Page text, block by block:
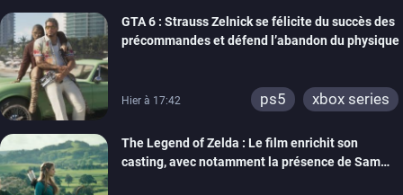
GTA 6 : Strauss Zelnick se félicite du succès des
précommandes et défend l’abandon du physique
Hier à 17:42 ps5 xbox series
The Legend of Zelda : Le film enrichit son
casting, avec notamment la présence de Sam